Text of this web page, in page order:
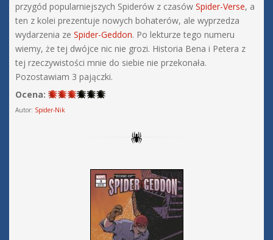
przygód popularniejszych Spiderów z czasów Spider-Verse, a
ten z kolei prezentuje nowych bohaterów, ale wyprzedza
wydarzenia ze Spider-Geddon. Po lekturze tego numeru
wiemy, że tej dwójce nic nie grozi. Historia Bena i Petera z
tej rzeczywistości mnie do siebie nie przekonała.
Pozostawiam 3 pajączki.
Ocena:
Autor: Spider-Nik